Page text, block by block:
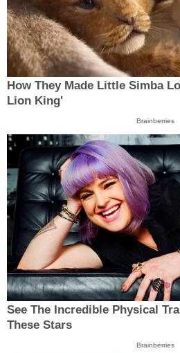
How They Made Little Simba
Lion King'
Brainberries
See The Incredible Physical
These Stars
Brainberries